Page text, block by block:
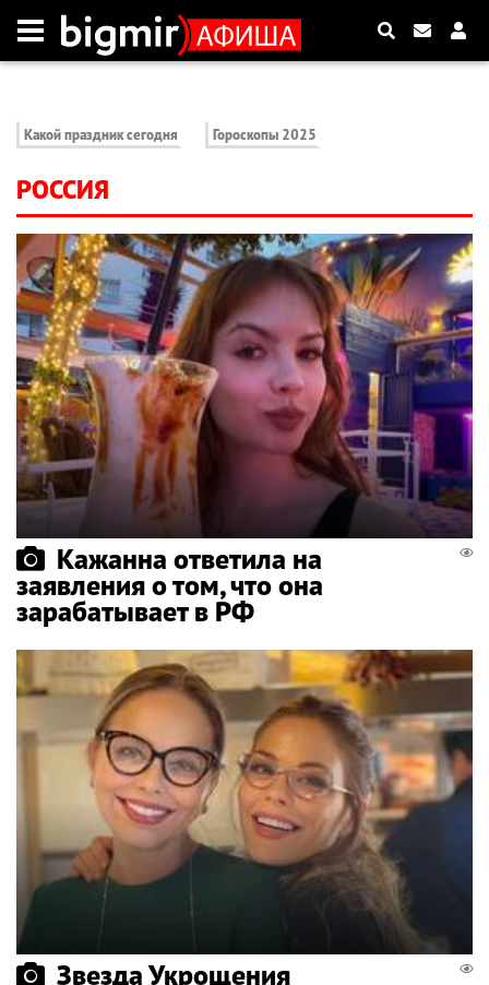
Какой праздник сегодня Гороскопы 2025
РОССИЯ
Кажанна ответила на
заявления о том, что она
зарабатывает в РФ
Звезда Укрощения